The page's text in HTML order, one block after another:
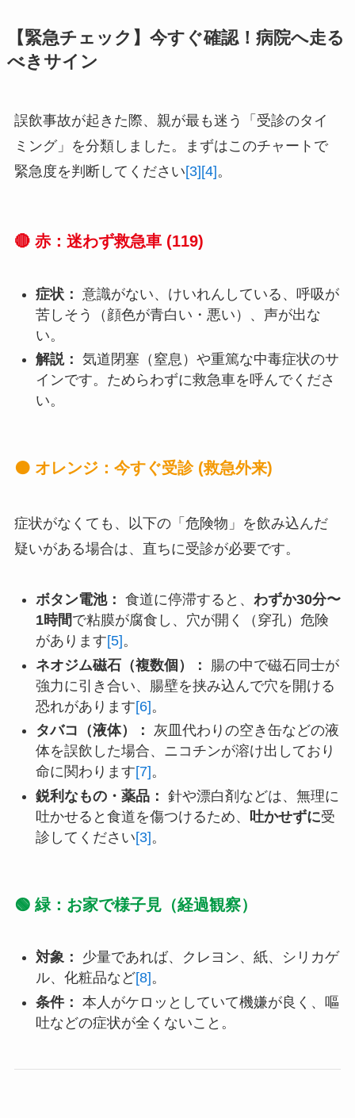
【緊急チェック】今すぐ確認！病院へ走る
べきサイン
誤飲事故が起きた際、親が最も迷う「受診のタイ
ミング」を分類しました。まずはこのチャートで
緊急度を判断してください[3][4]。
🔴 赤：迷わず救急車 (119)
症状： 意識がない、けいれんしている、呼吸が
苦しそう（顔色が青白い・悪い）、声が出な
い。
解説： 気道閉塞（窒息）や重篤な中毒症状のサ
インです。ためらわずに救急車を呼んでくださ
い。
🟠 オレンジ：今すぐ受診 (救急外来)
症状がなくても、以下の「危険物」を飲み込んだ
疑いがある場合は、直ちに受診が必要です。
ボタン電池： 食道に停滞すると、 わずか30分〜
1時間で粘膜が腐食し、穴が開く（穿孔）危険
があります[5]。
ネオジム磁石（複数個）：
腸の中で磁石同士が
強力に引き合い、腸壁を挟み込んで穴を開ける
恐れがあります[6]。
タバコ（液体）：
灰皿代わりの空き缶などの液
体を誤飲した場合、ニコチンが溶け出しており
命に関わります[7]。
鋭利なもの・薬品： 針や漂白剤などは、無理に
吐かせると食道を傷つけるため、
吐かせずに受
診してください[3]。
🟢 緑：お家で様子見（経過観察）
対象：
少量であれば、クレヨン、紙、シリカゲ
ル、化粧品など[8]。
条件： 本人がケロッとしていて機嫌が良く、嘔
吐などの症状が全くないこと。